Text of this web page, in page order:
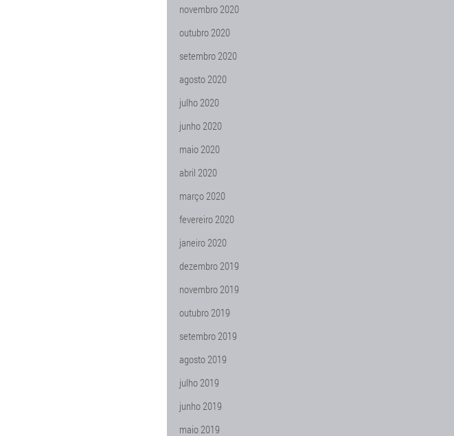
novembro 2020
outubro 2020
setembro 2020
agosto 2020
julho 2020
junho 2020
maio 2020
abril 2020
março 2020
fevereiro 2020
janeiro 2020
dezembro 2019
novembro 2019
outubro 2019
setembro 2019
agosto 2019
julho 2019
junho 2019
maio 2019